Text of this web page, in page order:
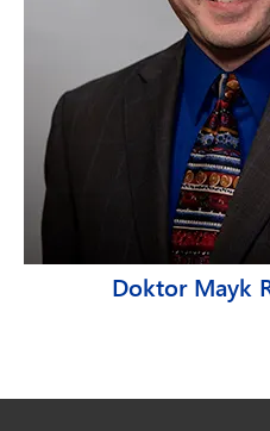
Doktor Mayk